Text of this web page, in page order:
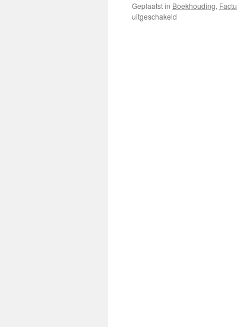
Geplaatst in Boekhouding,
uitgeschakeld